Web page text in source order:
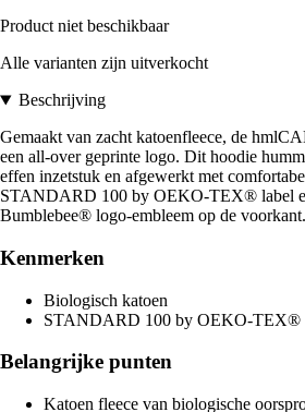
Product niet beschikbaar
Alle varianten zijn uitverkocht
Beschrijving
Gemaakt van zacht katoenfleece, de
een all-over geprinte logo. Dit hoodie
effen inzetstuk en afgewerkt met
STANDARD 100 by OEKO-TEX® label
Bumblebee® logo-embleem op de voorkant.
Kenmerken
Biologisch katoen
STANDARD 100 by OEKO-TEX®
Belangrijke punten
Katoen fleece van biologische